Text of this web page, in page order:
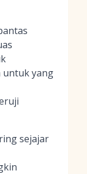
untuk yang
sejajar